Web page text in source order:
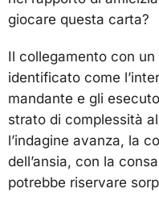
giocare questa carta?
Il collegamento con
identificato come
mandante e gli
strato di complessità
l’indagine avanza, la
dell’ansia, con la
potrebbe riservare